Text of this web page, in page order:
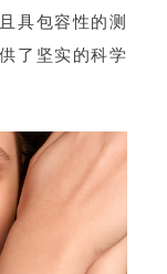
具包容性的测
了坚实的科学